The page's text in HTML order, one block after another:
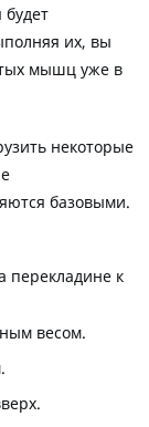
их, вы
мышц уже в
некоторые
базовыми.
перекладине к
весом.